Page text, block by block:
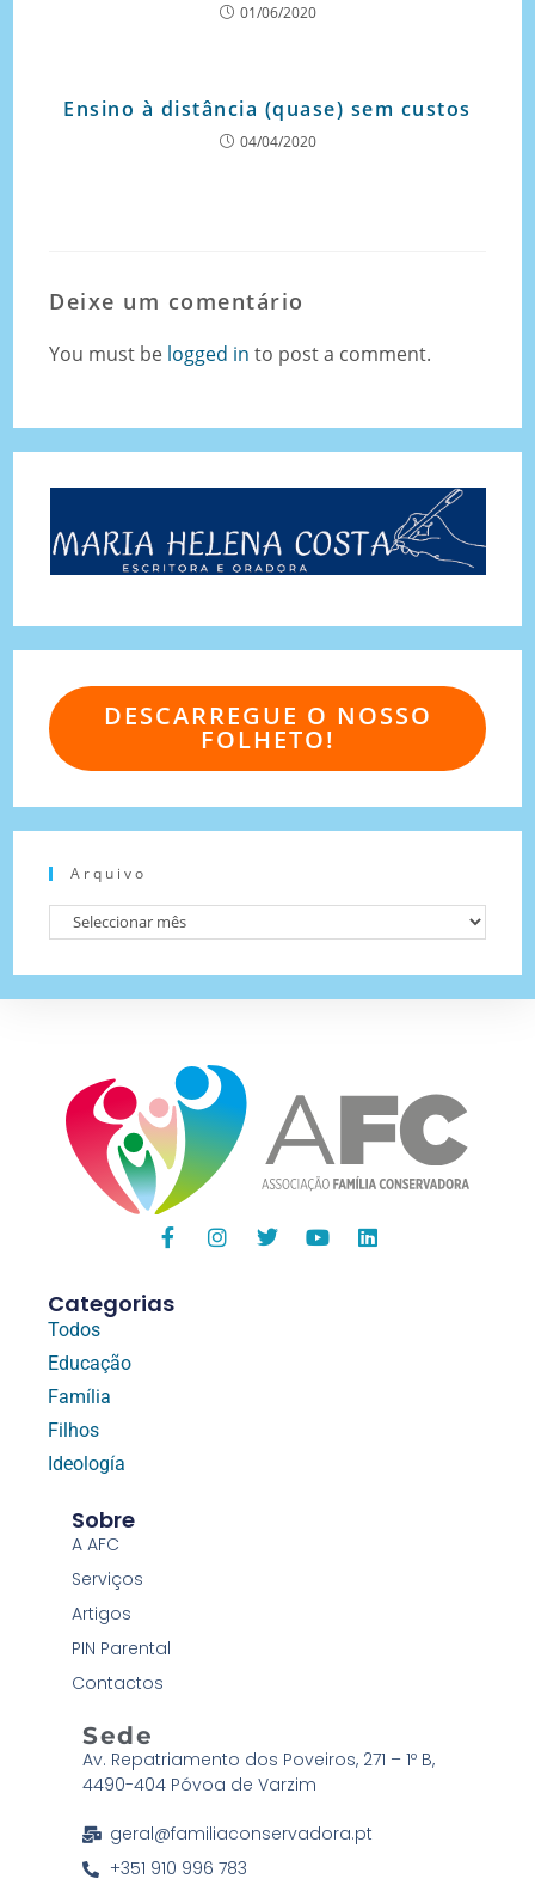
01/06/2020
Ensino à distância (quase) sem custos
04/04/2020
Deixe um comentário
You must be logged in to post a comment.
DESCARREGUE O NOSSO
FOLHETO!
Arquivo
Categorias
Todos
Educação
Família
Filhos
Ideología
Sobre
A AFC
Serviços
Artigos
PIN Parental
Contactos
Sede
Av. Repatriamento dos Poveiros, 271 – 1º B,
4490-404 Póvoa de Varzim
geral@familiaconservadora.pt
+351 910 996 783